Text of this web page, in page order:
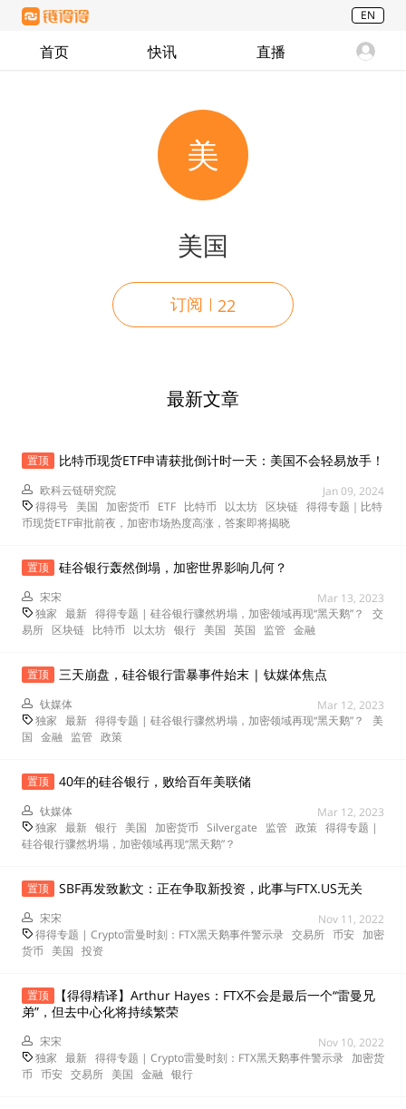
EN
首页 快讯 直播
美
美国
订阅 22
最新文章
置顶 比特币现货ETF申请获批倒计时一天：美国不会轻易放手！
欧科云链研究院
Jan 09, 2024
得得号 美国 加密货币 ETF 比特币 以太坊 区块链 得得专题｜比特
币现货ETF审批前夜，加密市场热度高涨，答案即将揭晓
置顶 硅谷银行轰然倒塌，加密世界影响几何？
宋宋
Mar 13, 2023
独家 最新 得得专题 | 硅谷银行骤然坍塌，加密领域再现“黑天鹅”？
交
易所 区块链 比特币 以太坊 银行 美国 英国 监管 金融
置顶 三天崩盘，硅谷银行雷暴事件始末 | 钛媒体焦点
钛媒体
Mar 12, 2023
独家 最新 得得专题 | 硅谷银行骤然坍塌，加密领域再现“黑天鹅”？
美
国 金融 监管 政策
置顶 40年的硅谷银行，败给百年美联储
钛媒体
Mar 12, 2023
独家 最新 银行 美国 加密货币 Silvergate 监管 政策 得得专题 |
硅谷银行骤然坍塌，加密领域再现“黑天鹅”？
置顶 SBF再发致歉文：正在争取新投资，此事与FTX.US无关
宋宋
Nov 11, 2022
得得专题 | Crypto雷曼时刻：FTX黑天鹅事件警示录 交易所 币安 加密
货币
美国 投资
置顶
【得得精译】Arthur Hayes：FTX不会是最后一个“雷曼兄
弟”，但去中心化将持续繁荣
宋宋
Nov 10, 2022
独家 最新 得得专题 | Crypto雷曼时刻：FTX黑天鹅事件警示录 加密货
币 币安 交易所 美国 金融 银行